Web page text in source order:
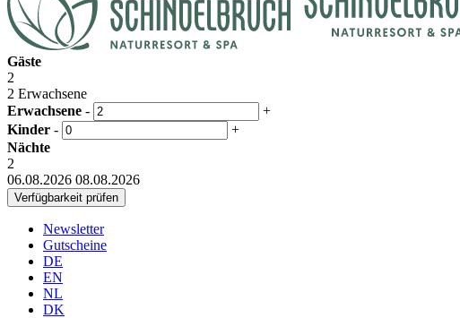
Gäste
2
2 Erwachsene
Erwachsene -
+
Kinder -
+
Nächte
2
06.08.2026 08.08.2026
Newsletter
Gutscheine
DE
EN
NL
DK